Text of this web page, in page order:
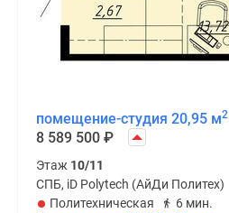
помещение-студия 20,95 м2
8 589 500 ₽
Этаж 10/11
СПБ, iD Polytech (АйДи Политех)
Политехническая
6 мин.